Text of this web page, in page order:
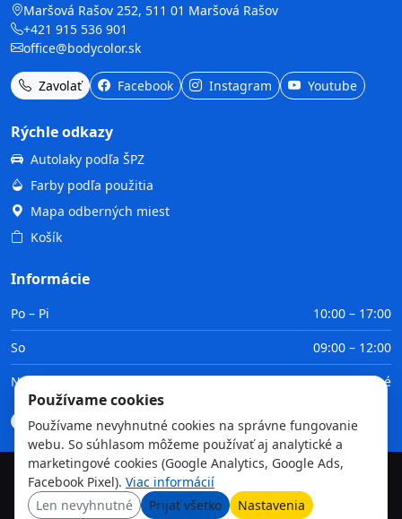
Maršová Rašov 252, 511 01 Maršová Rašov
+421 915 536 901
office@bodycolor.sk
Zavolať Facebook Instagram Youtube
Rýchle odkazy
Autolaky podľa ŠPZ
Farby podľa použitia
Mapa odberných miest
Košík
Informácie
Po – Pi
10:00 – 17:00
So
09:00 – 12:00
Ne
Zatvorené
Doprava Platba Obchodné podmienky GDPR
©2026TvojaFarba.sk • Všetky práva vyhradené
GDPR
Obchodné podmienky Doprava Platba
Používame cookies
Používame nevyhnutné cookies na správne fungovanie
webu. So súhlasom môžeme používať aj analytické a
marketingové cookies (Google Analytics, Google Ads,
Facebook Pixel). Viac informácií
Len nevyhnutné
Prijať všetko Nastavenia